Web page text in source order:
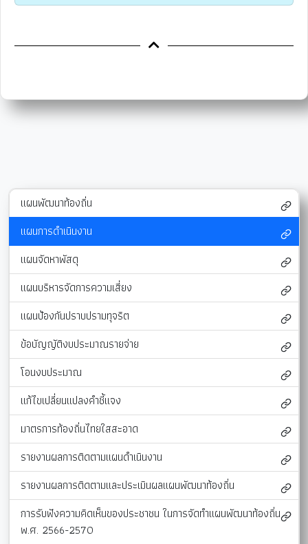
แผนพัฒนาท้องถิ่น
แผนการดำเนินงาน
แผนจัดหาพัสดุ
แผนบริหารจัดการความเสี่ยง
แผนป้องกันปราบปรามทุจริต
ข้อบัญญัติงบประมาณรายจ่าย
โอนงบประมาณ
แก้ไขเปลี่ยนแปลงคำชี้แจง
มาตรการท้องถิ่นไทยใสสะอาด
รายงานผลการติดตามแผนดำเนินงาน
รายงานผลการติดตามและประเมินผลแผนพัฒนาท้องถิ่น
การรับฟังความคิดเห็นของประชาชน ในการจัดทำแผนพัฒนาท้องถิ่น
พ.ศ. 2566-2570